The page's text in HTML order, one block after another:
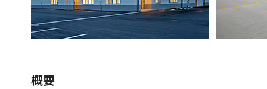
概要